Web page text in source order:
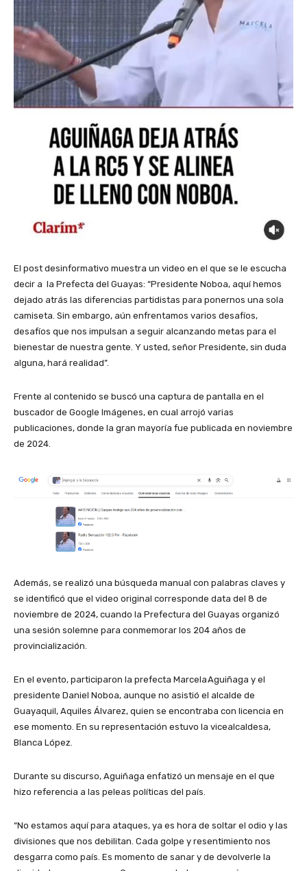
El post desinformativo muestra un video en el que se le escucha
decir a la Prefecta del Guayas: “Presidente Noboa, aquí hemos
dejado atrás las diferencias partidistas para ponernos una sola
camiseta. Sin embargo, aún enfrentamos varios desafíos,
desafíos que nos impulsan a seguir alcanzando metas para el
bienestar de nuestra gente. Y usted, señor Presidente, sin duda
alguna, hará realidad”.
Frente al contenido se buscó una captura de pantalla en el
buscador de Google Imágenes, en cual arrojó varias
publicaciones, donde la gran mayoría fue publicada en noviembre
de 2024.
Además, se realizó una búsqueda manual con palabras claves y
se identificó que el video original corresponde data del 8 de
noviembre de 2024, cuando la Prefectura del Guayas organizó
una sesión solemne para conmemorar los 204 años de
provincialización.
En el evento, participaron la prefecta Marcela Aguiñaga y el
presidente Daniel Noboa, aunque no asistió el alcalde de
Guayaquil, Aquiles Álvarez, quien se encontraba con licencia en
ese momento. En su representación estuvo la vicealcaldesa,
Blanca López.
Durante su discurso, Aguiñaga enfatizó un mensaje en el que
hizo referencia a las peleas políticas del país.
“No estamos aquí para ataques, ya es hora de soltar el odio y las
divisiones que nos debilitan. Cada golpe y resentimiento nos
desgarra como país. Es momento de sanar y de devolverle la